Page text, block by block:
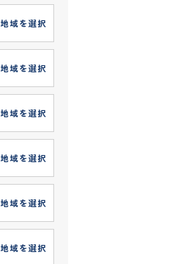
地域を選択
地域を選択
地域を選択
地域を選択
地域を選択
地域を選択